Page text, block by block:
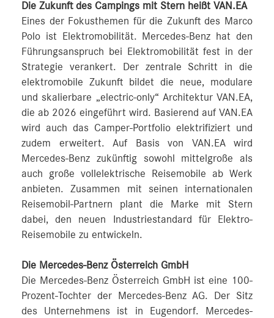
Die Zukunft des Campings mit Stern heißt VAN.EA
Eines der Fokusthemen für die Zukunft des Marco
Polo ist Elektromobilität. Mercedes-Benz hat den
Führungsanspruch bei Elektromobilität fest in der
Strategie verankert. Der zentrale Schritt in die
elektromobile Zukunft bildet die neue, modulare
und skalierbare „electric-only“ Architektur VAN.EA,
die ab 2026 eingeführt wird. Basierend auf VAN.EA
wird auch das Camper-Portfolio elektrifiziert und
zudem erweitert. Auf Basis von VAN.EA wird
Mercedes-Benz zukünftig sowohl mittelgroße als
auch große vollelektrische Reisemobile ab Werk
anbieten. Zusammen mit seinen internationalen
Reisemobil-Partnern plant die Marke mit Stern
dabei, den neuen Industriestandard für Elektro-
Reisemobile zu entwickeln.
Die Mercedes-Benz Österreich GmbH
Die Mercedes-Benz Österreich GmbH ist eine 100-
Prozent-Tochter der Mercedes-Benz AG. Der Sitz
des Unternehmens ist in Eugendorf. Mercedes-